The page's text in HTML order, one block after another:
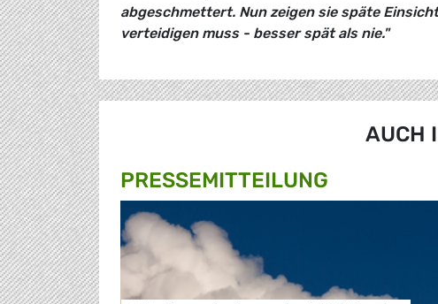
abgeschmettert. Nun zeigen sie späte
verteidigen muss - besser spät als nie."
AUCH
PRESSE­MITTEILUNG